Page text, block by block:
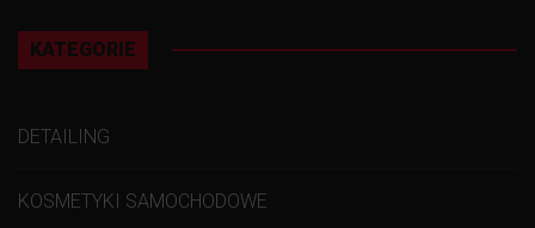
KATEGORIE
DETAILING
KOSMETYKI SAMOCHODOWE